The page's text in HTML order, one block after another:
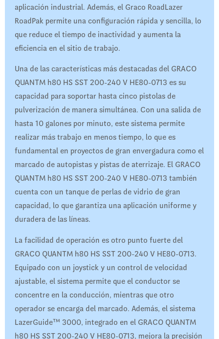
aplicación industrial. Además, el Graco RoadLazer
RoadPak permite una configuración rápida y sencilla, lo
que reduce el tiempo de inactividad y aumenta la
eficiencia en el sitio de trabajo.
Una de las características más destacadas del GRACO
QUANTM h80 HS SST 200-240 V HE80-0713 es su
capacidad para soportar hasta cinco pistolas de
pulverización de manera simultánea. Con una salida de
hasta 10 galones por minuto, este sistema permite
realizar más trabajo en menos tiempo, lo que es
fundamental en proyectos de gran envergadura como el
marcado de autopistas y pistas de aterrizaje. El GRACO
QUANTM h80 HS SST 200-240 V HE80-0713 también
cuenta con un tanque de perlas de vidrio de gran
capacidad, lo que garantiza una aplicación uniforme y
duradera de las líneas.
La facilidad de operación es otro punto fuerte del
GRACO QUANTM h80 HS SST 200-240 V HE80-0713.
Equipado con un joystick y un control de velocidad
ajustable, el sistema permite que el conductor se
concentre en la conducción, mientras que otro
operador se encarga del marcado. Además, el sistema
LazerGuide™ 3000, integrado en el GRACO QUANTM
h80 HS SST 200-240 V HE80-0713, mejora la precisión